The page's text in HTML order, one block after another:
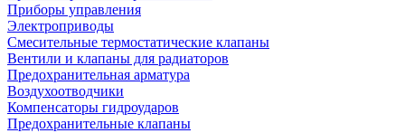
Приборы управления
Электроприводы
Смесительные термостатические клапаны
Вентили и клапаны для радиаторов
Предохранительная арматура
Воздухоотводчики
Компенсаторы гидроударов
Предохранительные клапаны